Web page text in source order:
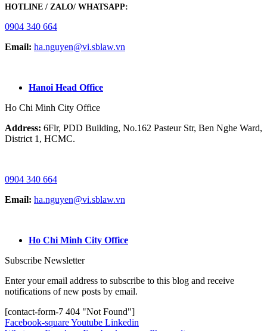
HOTLINE / ZALO/ WHATSAPP:
0904 340 664
Email: ha.nguyen@vi.sblaw.vn
Hanoi Head Office
Ho Chi Minh City Office
Address: 6Flr, PDD Building, No.162 Pasteur Str, Ben Nghe Ward,
District 1, HCMC.
0904 340 664
Email: ha.nguyen@vi.sblaw.vn
Ho Chi Minh City Office
Subscribe Newsletter
Enter your email address to subscribe to this blog and receive
notifications of new posts by email.
[contact-form-7 404 "Not Found"]
Facebook-squareYoutube Linkedin